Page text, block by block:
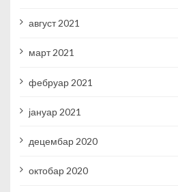
август 2021
март 2021
фебруар 2021
јануар 2021
децембар 2020
октобар 2020